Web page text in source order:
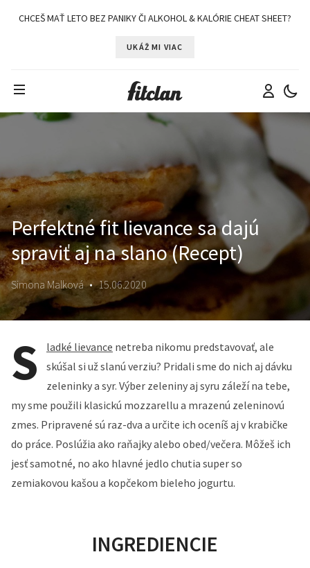
CHCEŠ MAŤ LETO BEZ PANIKY ČI ALKOHOL & KALÓRIE CHEAT SHEET?
UKÁŽ MI VIAC
Perfektné fit lievance sa dajú
spraviť aj na slano (Recept)
Simona Malková • 15.06.2020
S ladké lievance netreba nikomu predstavovať, ale
skúšal si už slanú verziu? Pridali sme do nich aj dávku
zeleninky a syr. Výber zeleniny aj syru záleží na tebe,
my sme použili klasickú mozzarellu a mrazenú zeleninovú
zmes. Pripravené sú raz-dva a určite ich oceníš aj v krabičke
do práce. Poslúžia ako raňajky alebo obed/večera. Môžeš ich
jesť samotné, no ako hlavné jedlo chutia super so
zemiakovou kašou a kopčekom bieleho jogurtu.
INGREDIENCIE